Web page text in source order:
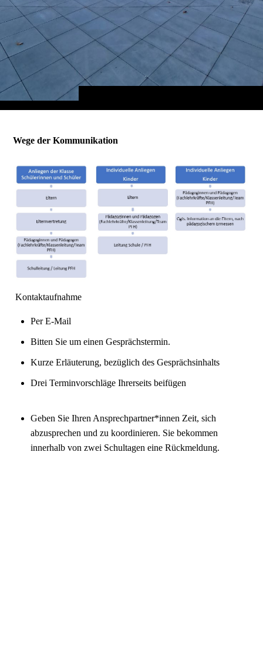
Wege der Kommunikation
Kontaktaufnahme
Per E-Mail
Bitten Sie um einen Gesprächstermin.
Kurze Erläuterung, bezüglich des Gesprächsinhalts
Drei Terminvorschläge Ihrerseits beifügen
Geben Sie Ihren Ansprechpartner*innen Zeit, sich
abzusprechen und zu koordinieren. Sie bekommen
innerhalb von zwei Schultagen eine Rückmeldung.